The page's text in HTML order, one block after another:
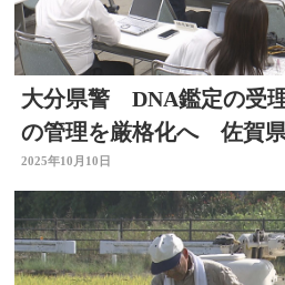
大分県警 DNA鑑定の受
の管理を厳格化へ 佐賀
受けて
2025年10月10日